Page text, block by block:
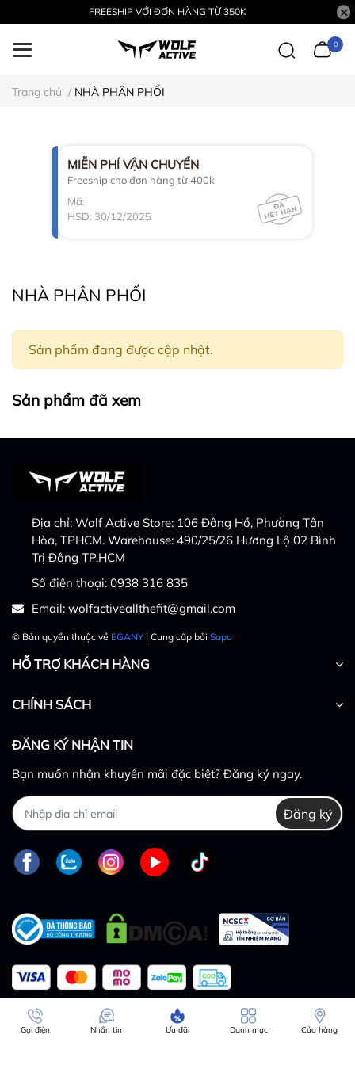
FREESHIP VỚI ĐƠN HÀNG TỪ 350K
0
Trang chủ / NHÀ PHÂN PHỐI
MIỄN PHÍ VẬN CHUYỂN
Freeship cho đơn hàng từ 400k
Mã:
HSD: 30/12/2025
NHÀ PHÂN PHỐI
Sản phẩm đang được cập nhật.
Sản phẩm đã xem
Địa chỉ: Wolf Active Store: 106 Đông Hồ, Phường Tân
Hòa, TPHCM. Warehouse: 490/25/26 Hương Lộ 02 Bình
Trị Đông TP.HCM
Số điện thoại: 0938 316 835
Email: wolfactiveallthefit@gmail.com
© Bản quyền thuộc về EGANY| Cung cấp bởi Sapo
HỖ TRỢ KHÁCH HÀNG
CHÍNH SÁCH
ĐĂNG KÝ NHẬN TIN
Bạn muốn nhận khuyến mãi đặc biệt? Đăng ký ngay.
Đăng ký
So sánh
Gọi điện Nhắn tin Ưu đãi Danh mục Cửa hàng